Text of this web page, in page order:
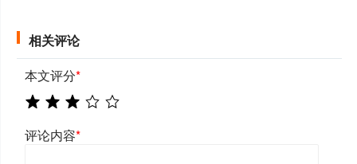
相关评论
本文评分*
评论内容*